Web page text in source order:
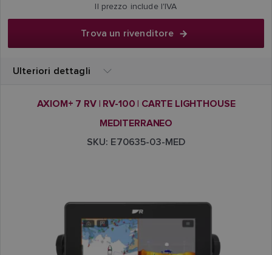
Il prezzo include l'IVA
Trova un rivenditore
Ulteriori dettagli
AXIOM+ 7 RV | RV-100 | CARTE LIGHTHOUSE
MEDITERRANEO
SKU: E70635-03-MED